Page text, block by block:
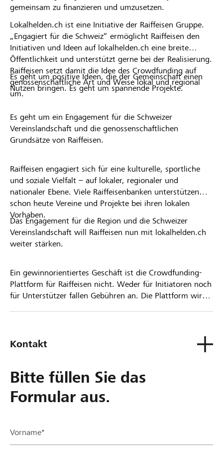
gemeinsam zu finanzieren und umzusetzen.
Lokalhelden.ch ist eine Initiative der Raiffeisen Gruppe.
„Engagiert für die Schweiz“ ermöglicht Raiffeisen den
Initiativen und Ideen auf lokalhelden.ch eine breite
Öffentlichkeit und unterstützt gerne bei der Realisierung.
Raiffeisen setzt damit die Idee des Crowdfunding auf
genossenschaftliche Art und Weise lokal und regional
um.
Es geht um positive Ideen, die der Gemeinschaft einen
Nutzen bringen. Es geht um spannende Projekte.
Es geht um ein Engagement für die Schweizer
Vereinslandschaft und die genossenschaftlichen
Grundsätze von Raiffeisen.
Raiffeisen engagiert sich für eine kulturelle, sportliche
und soziale Vielfalt – auf lokaler, regionaler und
nationaler Ebene. Viele Raiffeisenbanken unterstützen
schon heute Vereine und Projekte bei ihren lokalen
Vorhaben.
Das Engagement für die Region und die Schweizer
Vereinslandschaft will Raiffeisen nun mit lokalhelden.ch
weiter stärken.
Ein gewinnorientiertes Geschäft ist die Crowdfunding-
Plattform für Raiffeisen nicht. Weder für Initiatoren noch
für Unterstützer fallen Gebühren an. Die Plattform wird
Kontakt
Bitte füllen Sie das
Formular aus.
Vorname*